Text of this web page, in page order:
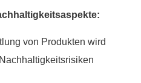
von Produkten wird